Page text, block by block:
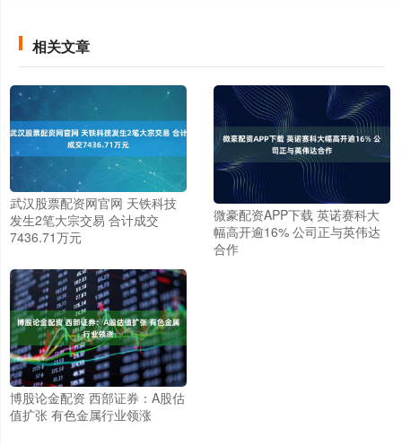
相关文章
武汉股票配资网官网 天铁科技
发生2笔大宗交易 合计成交
7436.71万元
微豪配资APP下载 英诺赛科大
幅高开逾16% 公司正与英伟达
合作
博股论金配资 西部证券：A股估
值扩张 有色金属行业领涨